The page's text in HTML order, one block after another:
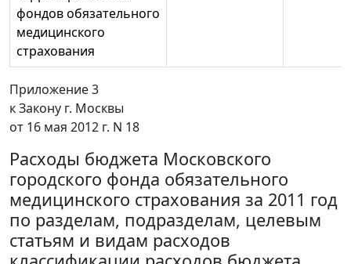
фондов обязательного
медицинского
страхования
Приложение 3
к Закону г. Москвы
от 16 мая 2012 г. N 18
Расходы бюджета Московского
городского фонда обязательного
медицинского страхования за 2011 год
по разделам, подразделам, целевым
статьям и видам расходов